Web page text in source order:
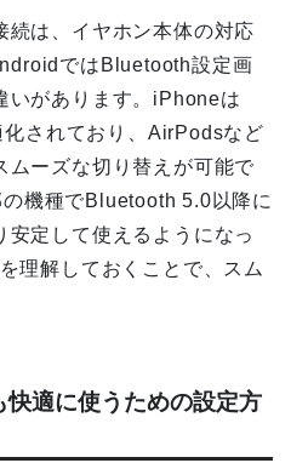
続は、イヤホン本体の対応
ではBluetooth設定画
いがあります。iPhoneは
されており、AirPodsなど
ムーズな切り替えが可能で
機種でBluetooth 5.0以降に
安定して使えるようになっ
理解しておくことで、スム
適に使うための設定方